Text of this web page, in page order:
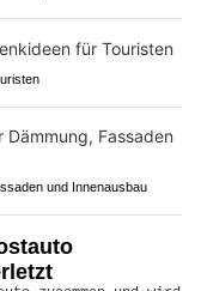
und Innenausbau